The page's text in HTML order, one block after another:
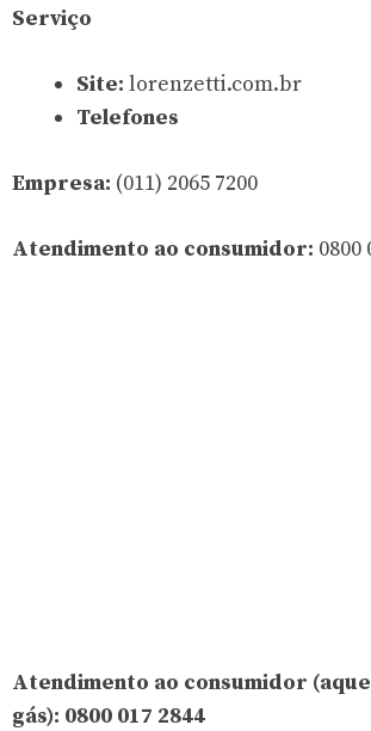
Serviço
Site: lorenzetti.com.br
Telefones
Empresa: (011) 2065 7200
Atendimento ao consumidor: 0800
Atendimento ao consumidor
gás): 0800 017 2844